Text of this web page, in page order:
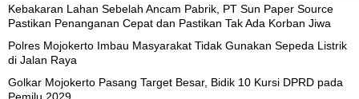
Kebakaran Lahan Sebelah Ancam Pabrik, PT Sun Paper Source
Pastikan Penanganan Cepat dan Pastikan Tak Ada Korban Jiwa
Polres Mojokerto Imbau Masyarakat Tidak Gunakan Sepeda Listrik
di Jalan Raya
Golkar Mojokerto Pasang Target Besar, Bidik 10 Kursi DPRD pada